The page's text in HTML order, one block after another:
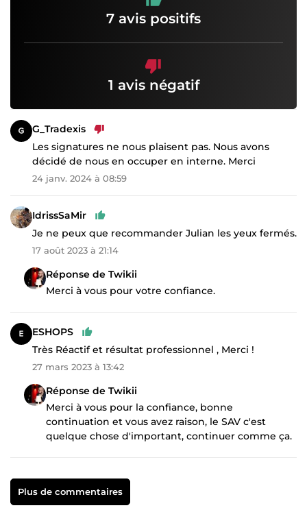
7 avis positifs
1 avis négatif
G_Tradexis
Les signatures ne nous plaisent pas. Nous avons
décidé de nous en occuper en interne. Merci
24 janv. 2024 à 08:59
IdrissSaMir
Je ne peux que recommander Julian les yeux fermés.
17 août 2023 à 21:14
Réponse de Twikii
Merci à vous pour votre confiance.
ESHOPS
Très Réactif et résultat professionnel , Merci !
27 mars 2023 à 13:42
Réponse de Twikii
Merci à vous pour la confiance, bonne
continuation et vous avez raison, le SAV c'est
quelque chose d'important, continuer comme ça.
Plus de commentaires